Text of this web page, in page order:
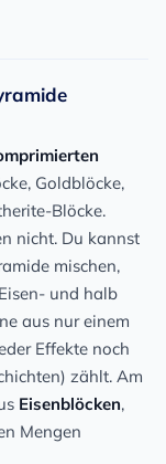
Goldblöcke,
Blöcke.
nicht. Du kannst
mischen,
und halb
aus nur einem
Effekte noch
zählt. Am
Eisenblöcken,
Mengen